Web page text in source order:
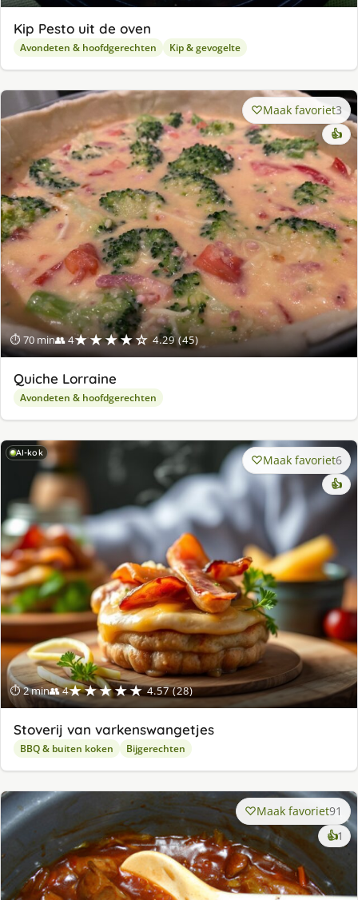
Kip Pesto uit de oven
Avondeten & hoofdgerechten Kip & gevogelte
⏱ 70 min👥 4★★★★☆ 4.29 (45)
Maak favoriet3
👍
Quiche Lorraine
Avondeten & hoofdgerechten
AI-kok
⏱ 2 min👥 4★★★★★ 4.57 (28)
Maak favoriet6
👍
Stoverij van varkenswangetjes
BBQ & buiten koken Bijgerechten
Maak favoriet91
👍1